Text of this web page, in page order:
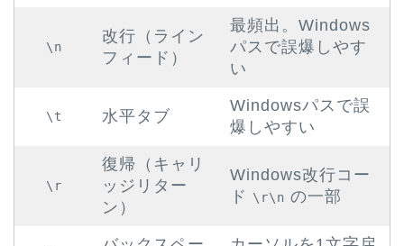
\n
改行（ライン
フィード）
最頻出。Windows
パスで誤爆しやす
い
\t 水平タブ
Windowsパスで誤
爆しやすい
\r
復帰（キャリ
ッジリター
ン）
Windows改行コー
ド
\r\n の一部